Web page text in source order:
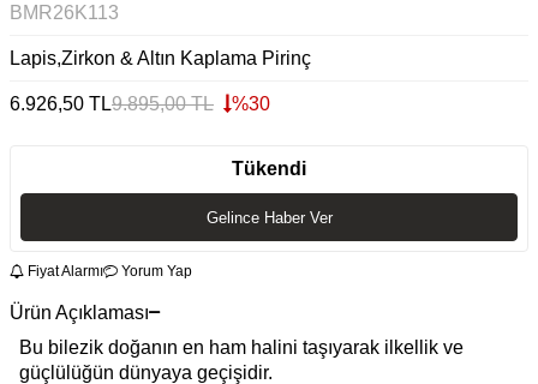
BMR26K113
Lapis,Zirkon & Altın Kaplama Pirinç
6.926,50 TL9.895,00TL %30
Tükendi
Gelince Haber Ver
Fiyat Alarmı Yorum Yap
Ürün Açıklaması
Bu bilezik doğanın en ham halini taşıyarak ilkellik ve
güçlülüğün dünyaya geçişidir.